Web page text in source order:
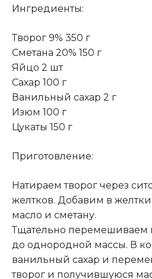
Ингредиенты:
Творог 9% 350 г
Сметана 20% 150 г
Яйцо 2 шт
Сахар 100 г
Ванильный сахар 2 г
Изюм 100 г
Цукаты 150 г
Приготовление:
Натираем творог через
желтков. Добавим в
масло и сметану.
Тщательно перемешиваем
до однородной массы. В
ванильный сахар и
творог и получившуюся